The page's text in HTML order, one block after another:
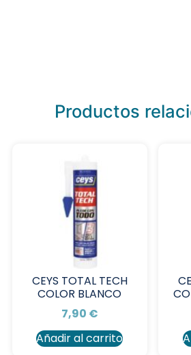
Productos
CEYS TOTAL TECH
COLOR BLANCO
7,90 €
Añadir al carrito